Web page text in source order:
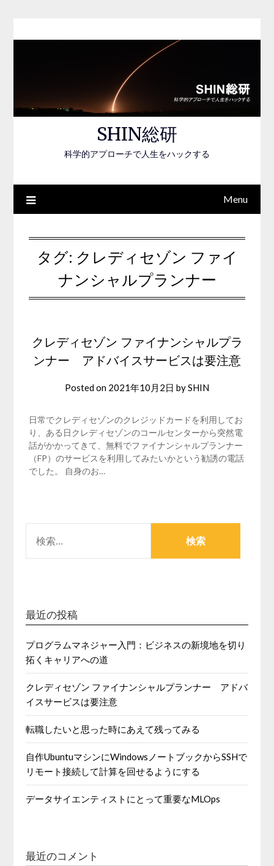
content
SHIN総研
科学的アプローチで人生をハックする
Menu
タグ: クレディセゾン ファイ
ナンシャルプランナー
クレディセゾン ファイナンシャルプラ
ンナー アドバイスサービスは要注意
Posted on 2021年10月2日 bySHIN
日常でクレディセゾンのクレジッドカードを利用してお
り、ある日クレディセゾンのコールセンターから突然電
話がかかってきて、無料でファイナンシャルプランナー
（FP）のサービスを利用してみたいかという勧誘の電話
でした。 自身のお…
索:
最近の投稿
プログラムマネジャー入門：ビジネスの新境地を切り
拓くキャリアへの道
クレディセゾン ファイナンシャルプランナー アドバ
イスサービスは要注意
転職したいと思った時にあえて残ってみる
自作UbuntuマシンにWindowsノートブックからSSHで
リモート接続して計算を回せるようにする
データサイエンティストにとって重要なMLOps
最近のコメント